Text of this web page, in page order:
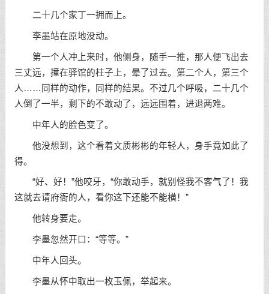
二十几个家丁一拥而上。
李墨站在原地没动。
第一个人冲上来时，他侧身，随手一推，那人便飞出去
三丈远，撞在驿馆的柱子上，晕了过去。第二个人，第三个
人……同样的动作，同样的结果。不过几个呼吸，二十几个
人倒了一半，剩下的不敢动了，远远围着，进退两难。
中年人的脸色变了。
他没想到，这个看着文质彬彬的年轻人，身手竟如此了
得。
“好、好！”他咬牙，“你敢动手，就别怪我不客气了！我
这就去请府衙的人，看你这下还能不能横！”
他转身要走。
李墨忽然开口：“等等。”
中年人回头。
李墨从怀中取出一枚玉佩，举起来。